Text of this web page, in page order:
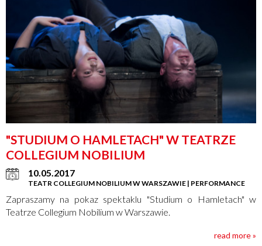
"STUDIUM O HAMLETACH" W TEATRZE
COLLEGIUM NOBILIUM
10.05.2017
TEATR COLLEGIUM NOBILIUM W WARSZAWIE | PERFORMANCE
Zapraszamy na pokaz spektaklu "Studium o Hamletach" w
Teatrze Collegium Nobilium w Warszawie.
read more »